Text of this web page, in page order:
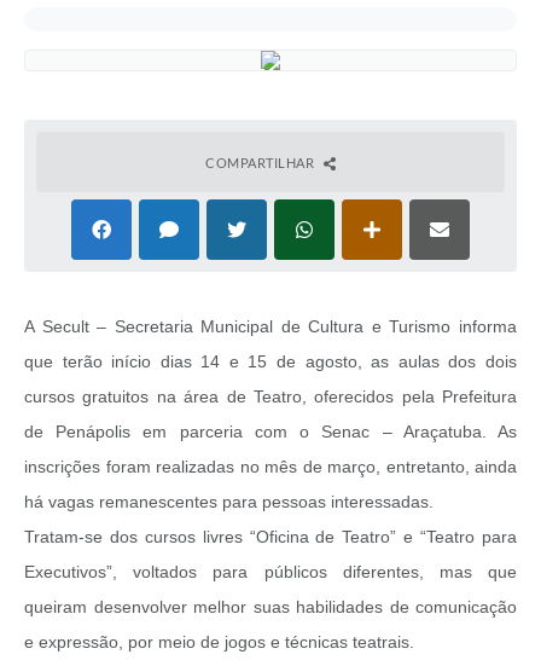
COMPARTILHAR
A Secult – Secretaria Municipal de Cultura e Turismo informa
que terão início dias 14 e 15 de agosto, as aulas dos dois
cursos gratuitos na área de Teatro, oferecidos pela Prefeitura
de Penápolis em parceria com o Senac – Araçatuba. As
inscrições foram realizadas no mês de março, entretanto, ainda
há vagas remanescentes para pessoas interessadas.
Tratam-se dos cursos livres “Oficina de Teatro” e “Teatro para
Executivos”, voltados para públicos diferentes, mas que
queiram desenvolver melhor suas habilidades de comunicação
e expressão, por meio de jogos e técnicas teatrais.